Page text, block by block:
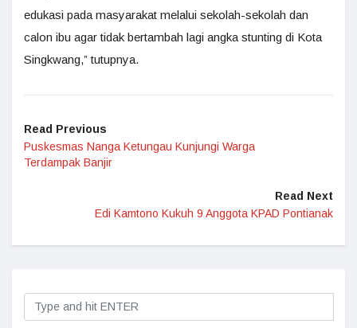
edukasi pada masyarakat melalui sekolah-sekolah dan
calon ibu agar tidak bertambah lagi angka stunting di Kota
Singkwang,” tutupnya.
Read Previous
Puskesmas Nanga Ketungau Kunjungi Warga
Terdampak Banjir
Read Next
Edi Kamtono Kukuh 9 Anggota KPAD Pontianak